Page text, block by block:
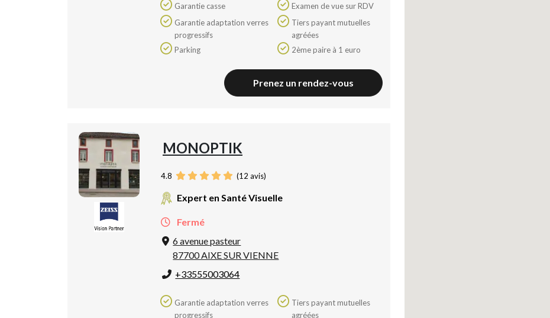
Garantie casse
progressifs
Parking
Examen de vue sur RDV
agréées
2ème paire à 1 euro
Prenez un rendez-vous
MONOPTIK
4.8 (12 avis)
Expert en Santé Visuelle
Fermé
6 avenue pasteur
87700 AIXE SUR VIENNE
+33555003064
progressifs
agréées
Axeptio consent